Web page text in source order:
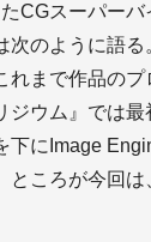
CGスーパーバ
次のように語
れまで作品の
ジウム』では最
下にImage
ところが今回